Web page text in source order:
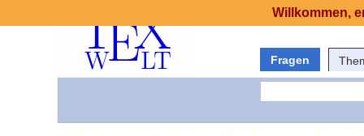
Fragen
Willkommen,